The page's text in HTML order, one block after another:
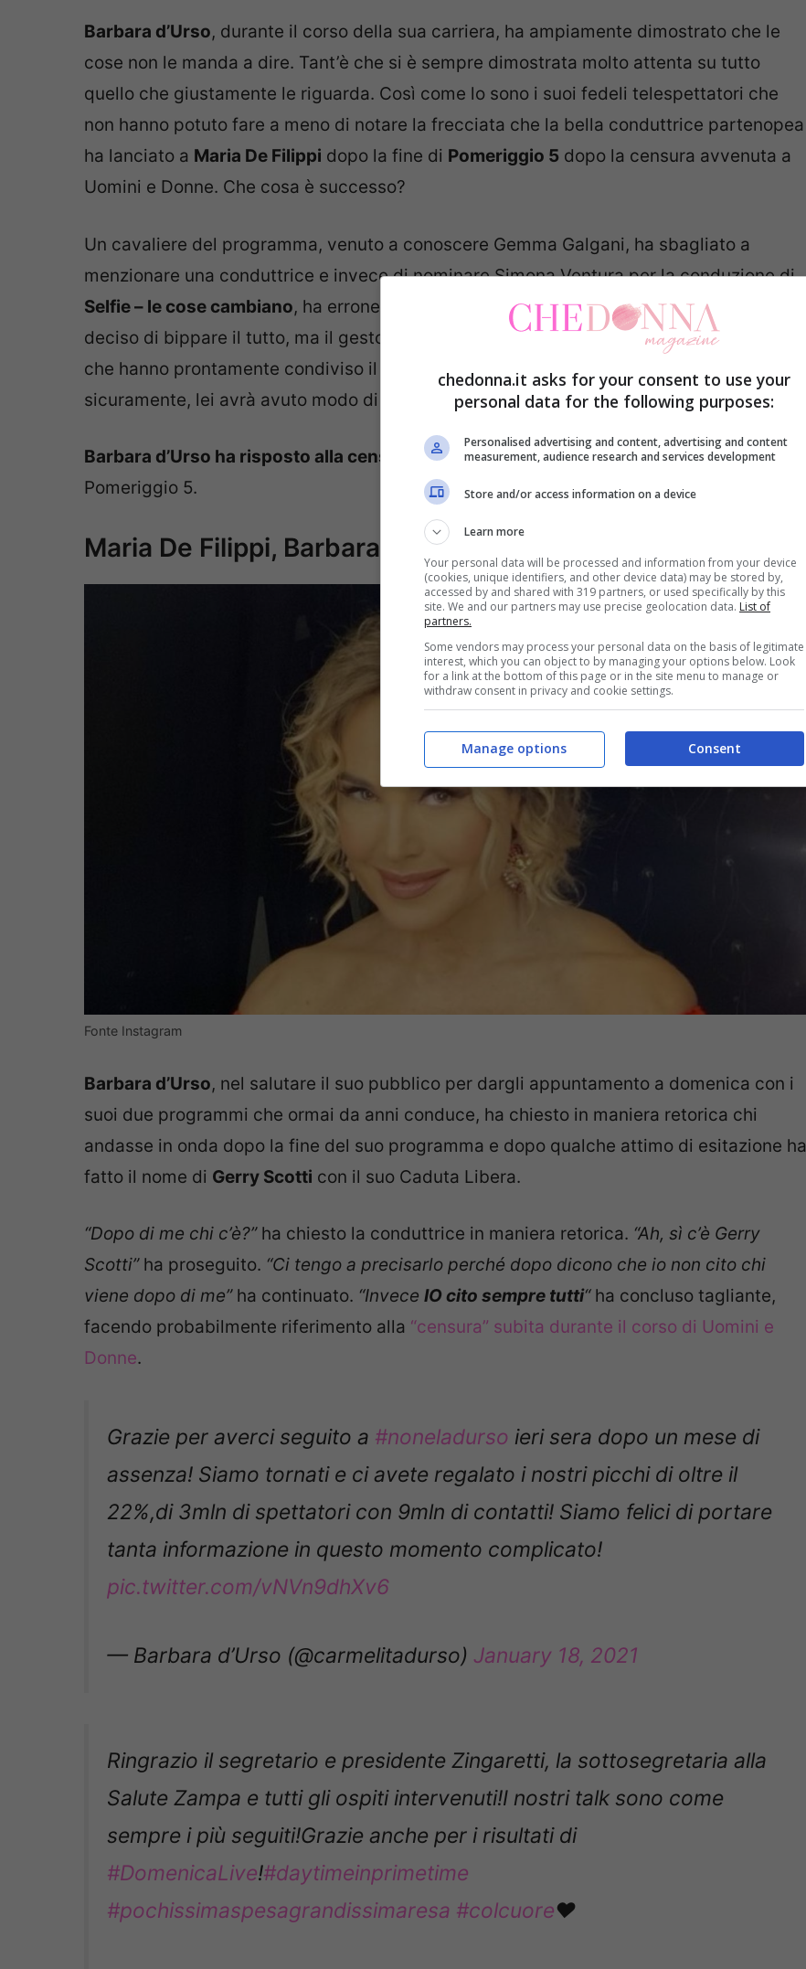
Barbara d’Urso, durante il corso della sua carriera, ha ampiamente dimostrato che le
cose non le manda a dire. Tant’è che si è sempre dimostrata molto attenta su tutto
quello che giustamente le riguarda. Così come lo sono i suoi fedeli telespettatori che
non hanno potuto fare a meno di notare la frecciata che la bella conduttrice partenopea
ha lanciato a Maria De Filippi dopo la fine di Pomeriggio 5 dopo la censura avvenuta a
Uomini e Donne. Che cosa è successo?
Un cavaliere del programma, venuto a conoscere Gemma Galgani, ha sbagliato a
menzionare una conduttrice e invece di nominare Simona Ventura per la conduzione di
Selfie – le cose cambiano, ha erroneamente fatto il nome della d’Urso e la regia ha
deciso di bippare il tutto, ma il gesto è apparso limpido e chiaro agli utenti della rete
che hanno prontamente condiviso il tutto sui social e probabilmente, anzi quasi
sicuramente, lei avrà avuto modo di vedere il tutto.
Barbara d’Urso ha risposto alla censura a Uomini e Donnedurante la diretta di oggi di
Pomeriggio 5.
Maria De Filippi, Barbara d’Urso stuzzica: “Io cito tutti”
Fonte Instagram
Barbara d’Urso, nel salutare il suo pubblico per dargli appuntamento a domenica con i
suoi due programmi che ormai da anni conduce, ha chiesto in maniera retorica chi
andasse in onda dopo la fine del suo programma e dopo qualche attimo di esitazione ha
fatto il nome di Gerry Scotti con il suo Caduta Libera.
“Dopo di me chi c’è?”ha chiesto la conduttrice in maniera retorica. “Ah, sì c’è Gerry
Scotti”ha proseguito. “Ci tengo a precisarlo perché dopo dicono che io non cito chi
viene dopo di me”ha continuato. “Invece IO cito sempre tutti“ha concluso tagliante,
facendo probabilmente riferimento alla “censura” subita durante il corso di Uomini e
Donne.
Grazie per averci seguito a #noneladurso ieri sera dopo un mese di
assenza! Siamo tornati e ci avete regalato i nostri picchi di oltre il
22%,di 3mln di spettatori con 9mln di contatti! Siamo felici di portare
tanta informazione in questo momento complicato!
pic.twitter.com/vNVn9dhXv6
— Barbara d’Urso (@carmelitadurso) January 18, 2021
Ringrazio il segretario e presidente Zingaretti, la sottosegretaria alla
Salute Zampa e tutti gli ospiti intervenuti!I nostri talk sono come
sempre i più seguiti!Grazie anche per i risultati di
#daytimeinprimetime
#pochissimaspesagrandissimaresa
chedonna.it asks for your consent to use your
personal data for the following purposes:
Personalised advertising and content, advertising and content
measurement, audience research and services development
Store and/or access information on a device
Learn more
Your personal data will be processed and information from your device
(cookies, unique identifiers, and other device data) may be stored by,
accessed by and shared with 319 partners, or used specifically by this
site. We and our partners may use precise geolocation data. List of
partners.
Some vendors may process your personal data on the basis of legitimate
interest, which you can object to by managing your options below. Look
for a link at the bottom of this page or in the site menu to manage or
withdraw consent in privacy and cookie settings.
Consent
Manage options